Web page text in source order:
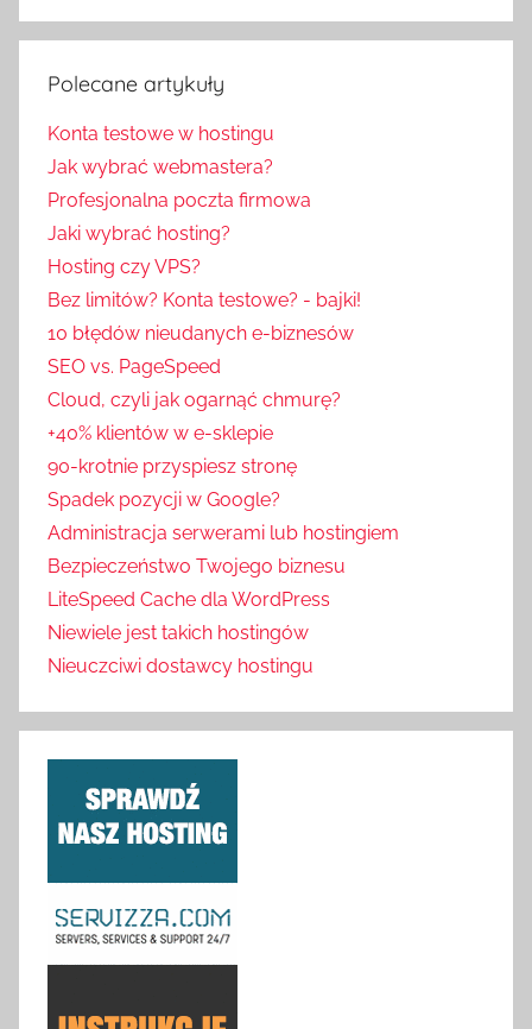
Polecane artykuły
Konta testowe w hostingu
Jak wybrać webmastera?
Profesjonalna poczta firmowa
Jaki wybrać hosting?
Hosting czy VPS?
Bez limitów? Konta testowe? - bajki!
10 błędów nieudanych e-biznesów
SEO vs. PageSpeed
Cloud, czyli jak ogarnąć chmurę?
+40% klientów w e-sklepie
90-krotnie przyspiesz stronę
Spadek pozycji w Google?
Administracja serwerami lub hostingiem
Bezpieczeństwo Twojego biznesu
LiteSpeed Cache dla WordPress
Niewiele jest takich hostingów
Nieuczciwi dostawcy hostingu